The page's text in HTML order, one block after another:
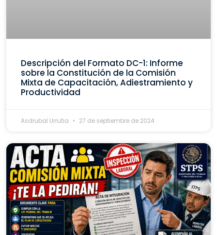
Descripción del Formato DC-1: Informe
sobre la Constitución de la Comisión
Mixta de Capacitación, Adiestramiento y
Productividad
Asdrubal Urrutia 27 de septiembre de 2024